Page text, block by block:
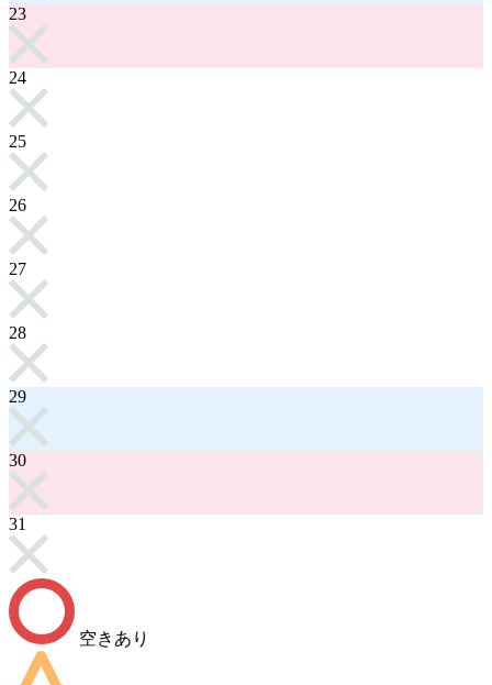
23
24
25
26
27
28
29
30
31
空きあり